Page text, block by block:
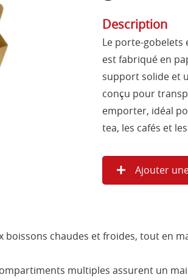
Description
Le porte-gobelets
est fabriqué en
support solide et
conçu pour
emporter, idéal
tea, les cafés et
Ajouter
boissons chaudes et froides, tout en
multiples assurent un